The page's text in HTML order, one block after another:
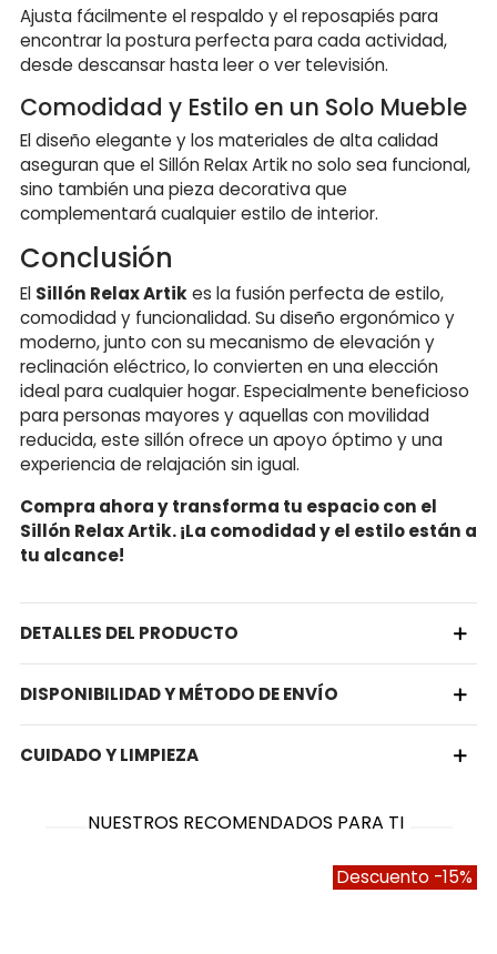
Ajusta fácilmente el respaldo y el reposapiés para
encontrar la postura perfecta para cada actividad,
desde descansar hasta leer o ver televisión.
Comodidad y Estilo en un Solo Mueble
El diseño elegante y los materiales de alta calidad
aseguran que el Sillón Relax Artik no solo sea funcional,
sino también una pieza decorativa que
complementará cualquier estilo de interior.
Conclusión
El Sillón Relax Artikes la fusión perfecta de estilo,
comodidad y funcionalidad. Su diseño ergonómico y
moderno, junto con su mecanismo de elevación y
reclinación eléctrico, lo convierten en una elección
ideal para cualquier hogar. Especialmente beneficioso
para personas mayores y aquellas con movilidad
reducida, este sillón ofrece un apoyo óptimo y una
experiencia de relajación sin igual.
Compra ahora y transforma tu espacio con el
Sillón Relax Artik. ¡La comodidad y el estilo están a
tu alcance!
DETALLES DEL PRODUCTO
DISPONIBILIDAD Y MÉTODO DE ENVÍO
CUIDADO Y LIMPIEZA
NUESTROS RECOMENDADOS PARA TI
Descuento -15%